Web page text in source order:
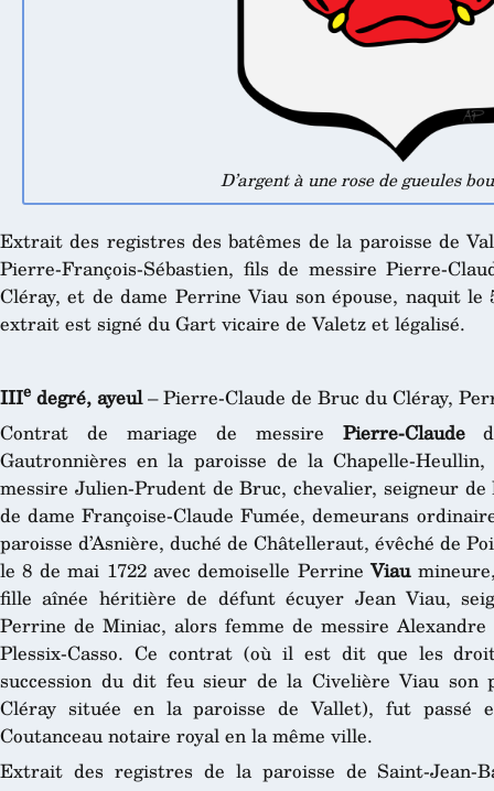
D’argent à une rose de gueules
Extrait des registres des batêmes de la paroisse de
Pierre-François-Sébastien, fils de messire Pierre-
Cléray, et de dame Perrine Viau son épouse, naquit
extrait est signé du Gart vicaire de Valetz et légalisé.
IIIe degré, ayeul– Pierre-Claude de Bruc du Cléray,
Contrat de mariage de messire Pierre-Claude
Gautronnières en la paroisse de la Chapelle-
messire Julien-Prudent de Bruc, chevalier, seigneur
de dame Françoise-Claude Fumée, demeurans
paroisse d’Asnière, duché de Châtelleraut, évêché de
le 8 de mai 1722 avec demoiselle PerrineViau
fille aînée héritière de défunt écuyer Jean Viau,
Perrine de Miniac, alors femme de messire
Plessix-Casso. Ce contrat (où il est dit que les
succession du dit feu sieur de la Civelière Viau son
Cléray située en la paroisse de Vallet), fut passé
Coutanceau notaire royal en la même ville.
Extrait des registres de la paroisse de Saint-